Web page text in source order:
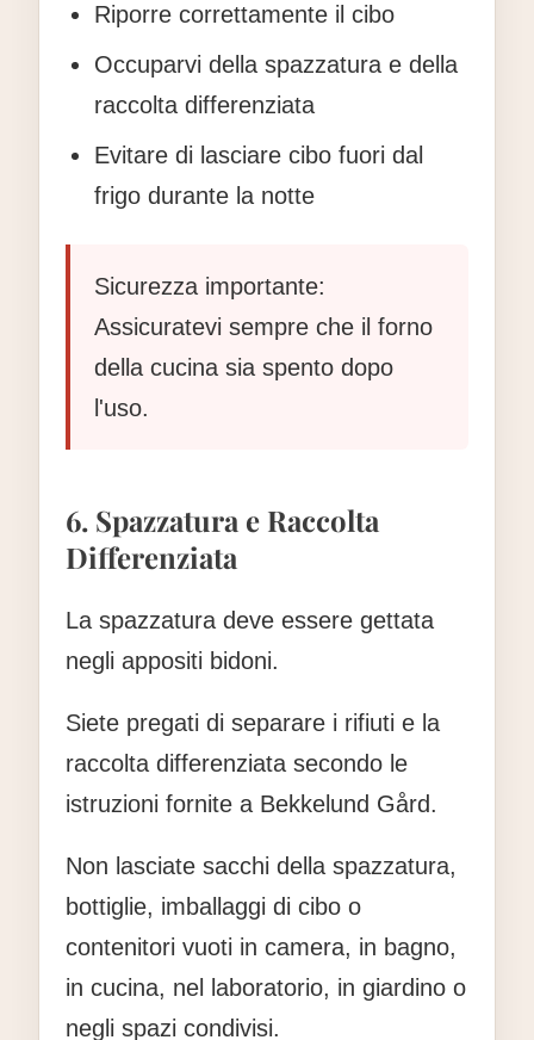
Riporre correttamente il cibo
Occuparvi della spazzatura e della
raccolta differenziata
Evitare di lasciare cibo fuori dal
frigo durante la notte
Sicurezza importante:
Assicuratevi sempre che il forno
della cucina sia spento dopo
l'uso.
6. Spazzatura e Raccolta
Differenziata
La spazzatura deve essere gettata
negli appositi bidoni.
Siete pregati di separare i rifiuti e la
raccolta differenziata secondo le
istruzioni fornite a Bekkelund Gård.
Non lasciate sacchi della spazzatura,
bottiglie, imballaggi di cibo o
contenitori vuoti in camera, in bagno,
in cucina, nel laboratorio, in giardino o
negli spazi condivisi.